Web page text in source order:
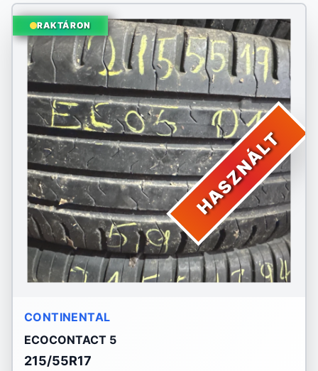
HASZNÁLT
RAKTÁRON
CONTINENTAL
ECOCONTACT 5
215/55R17